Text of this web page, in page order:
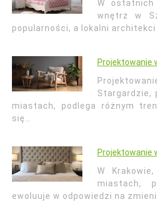
W ostatnich
wnętrz w
popularności, a lokalni architekci
Projektowanie
Stargardzie,
miastach, podlega różnym
się…
Projektowanie
W
miastach,
ewoluuje w odpowiedzi na